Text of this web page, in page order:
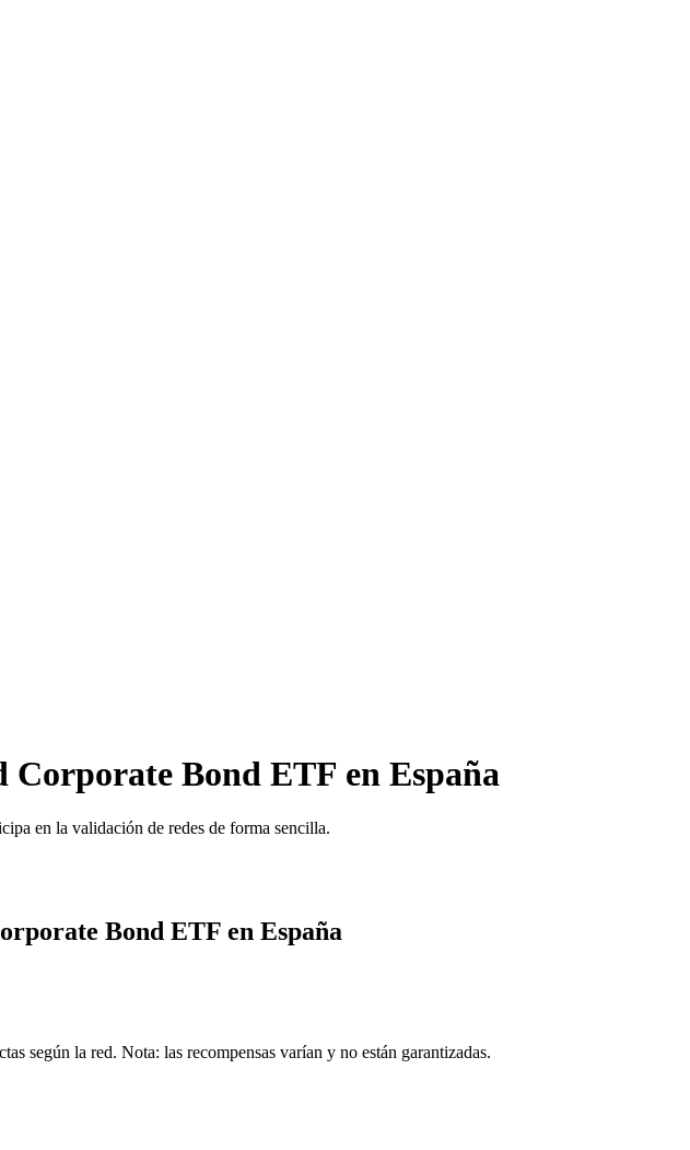
Corporate Bond ETF en España
en la validación de redes de forma sencilla.
Bond ETF en España
según la red. Nota: las recompensas varían y no están garantizadas.